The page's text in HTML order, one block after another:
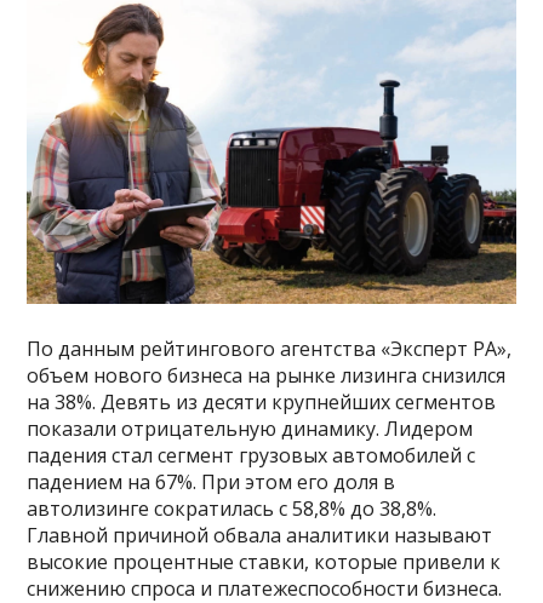
По данным рейтингового агентства «Эксперт РА»,
объем нового бизнеса на рынке лизинга снизился
на 38%. Девять из десяти крупнейших сегментов
показали отрицательную динамику. Лидером
падения стал сегмент грузовых автомобилей с
падением на 67%. При этом его доля в
автолизинге сократилась с 58,8% до 38,8%.
Главной причиной обвала аналитики называют
высокие процентные ставки, которые привели к
снижению спроса и платежеспособности бизнеса.